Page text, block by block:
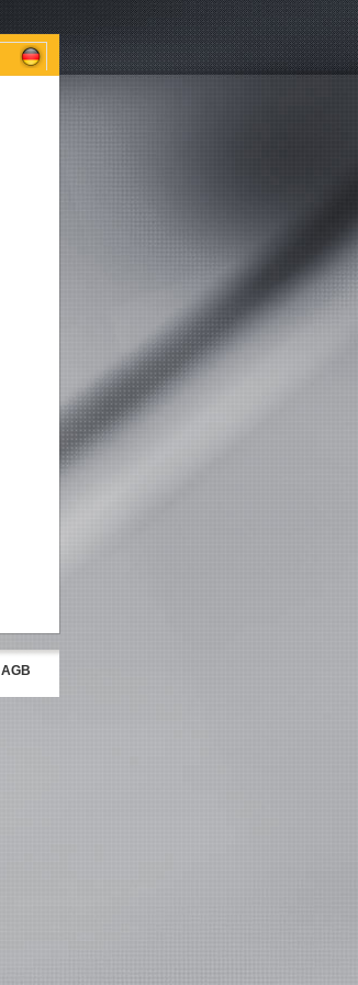
AGB